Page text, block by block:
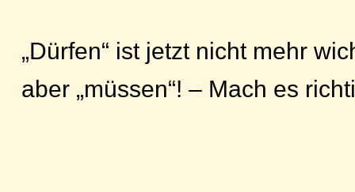
„Dürfen“ ist jetzt nicht mehr
aber „müssen“! – Mach es